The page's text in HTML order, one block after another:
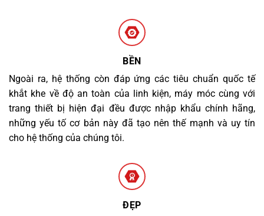
BỀN
Ngoài ra, hệ thống còn đáp ứng các tiêu chuẩn quốc tế
khắt khe về độ an toàn của linh kiện, máy móc cùng với
trang thiết bị hiện đại đều được nhập khẩu chính hãng,
những yếu tố cơ bản này đã tạo nên thế mạnh và uy tín
cho hệ thống của chúng tôi.
ĐẸP